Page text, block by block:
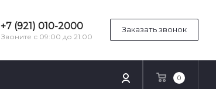
+7 (921) 010-2000
Звоните с 09:00 до 21:00
Заказать звонок
0